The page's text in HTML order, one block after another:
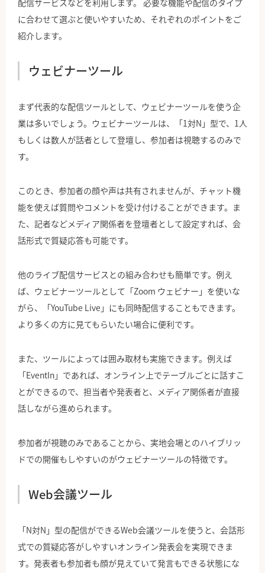
配信サービスなどを利用します。 必要な機能や配信のタイプ
に合わせて選ぶと使いやすいため、それぞれのポイントをご
紹介します。
ウェビナーツール
まず代表的な配信ツールとして、ウェビナーツールを使う企
業は多いでしょう。ウェビナーツールは、「1対N」型で、1人
もしくは数人が話者として登壇し、参加者は視聴するのみで
す。
このとき、参加者の顔や声は共有されませんが、チャット機
能を使えば質問やコメントを受け付けることができます。ま
た、記者などメディア関係者を登壇者として設定すれば、会
話形式で質疑応答も可能です。
他のライブ配信サービスとの組み合わせも簡単です。例え
ば、ウェビナーツールとして「Zoom ウェビナー」を使いな
がら、「YouTube Live」にも同時配信することもできます。
より多くの方に見てもらいたい場合に便利です。
また、ツールによっては囲み取材も実施できます。例えば
「EventIn」であれば、オンライン上でテーブルごとに話すこ
とができるので、担当者や発表者と、メディア関係者が直接
話しながら進められます。
参加者が視聴のみであることから、実地会場とのハイブリッ
ドでの開催もしやすいのがウェビナーツールの特徴です。
Web会議ツール
「N対N」型の配信ができるWeb会議ツールを使うと、会話形
式での質疑応答がしやすいオンライン発表会を実現できま
す。発表者も参加者も顔が見えていて発言もできる状態にな